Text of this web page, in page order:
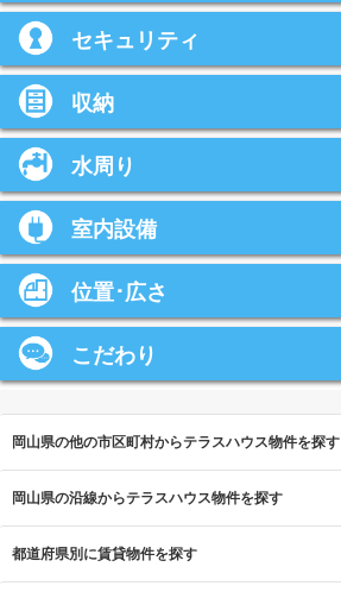
セキュリティ
収納
水周り
室内設備
位置･広さ
こだわり
岡山県の他の市区町村からテラスハウス物件を探す
岡山県の沿線からテラスハウス物件を探す
都道府県別に賃貸物件を探す